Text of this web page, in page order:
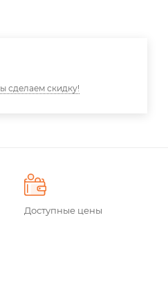
сделаем скидку!
Доступные цены